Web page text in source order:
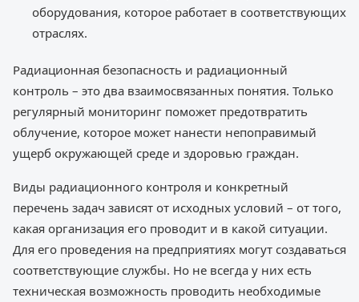
оборудования, которое работает в соответствующих
отраслях.
Радиационная безопасность и радиационный
контроль – это два взаимосвязанных понятия. Только
регулярный мониторинг поможет предотвратить
облучение, которое может нанести непоправимый
ущерб окружающей среде и здоровью граждан.
Виды радиационного контроля и конкретный
перечень задач зависят от исходных условий – от того,
какая организация его проводит и в какой ситуации.
Для его проведения на предприятиях могут создаваться
соответствующие службы. Но не всегда у них есть
техническая возможность проводить необходимые